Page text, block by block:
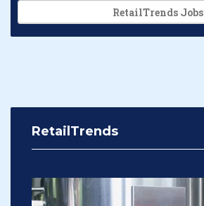
RetailTrends Jobs
RetailTrends